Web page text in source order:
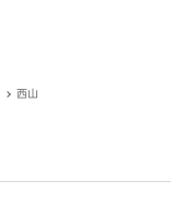
西山